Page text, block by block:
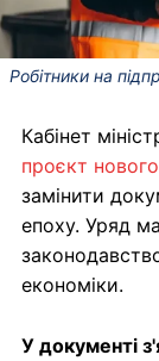
Робітники на
Кабінет
проєкт
замінити
епоху. Уряд
економіки.
У документі